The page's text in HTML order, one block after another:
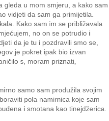
gleda u mom smjeru, a kako sam
vidjeti da sam ga primijetila.
Kako sam im se približavala
no on se potrudio i
da je tu i pozdravili smo se,
je pokret ipak bio izvan
s, moram priznati,
samo sam produžila svojim
pola namirnica koje sam
i smotana kao tinejdžerica.